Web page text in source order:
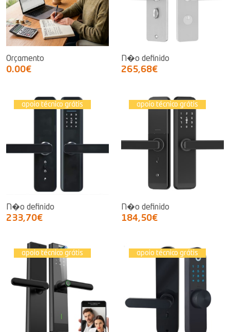
Orçamento
0.00€
N�o definido
265,68€
apoio técnico grátis
N�o definido
233,70€
apoio técnico grátis
N�o definido
184,50€
apoio técnico grátis apoio técnico grátis